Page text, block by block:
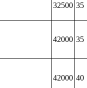
32500 35
42000 35
42000 40